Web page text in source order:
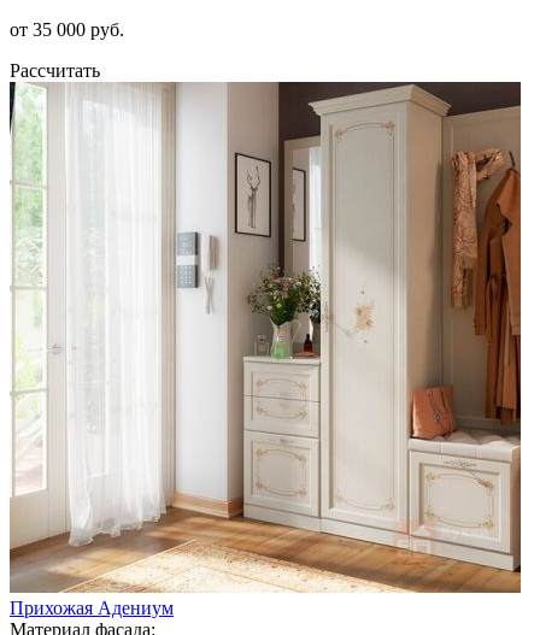
от 35 000 руб.
Рассчитать
Прихожая Адениум
Материал фасада: